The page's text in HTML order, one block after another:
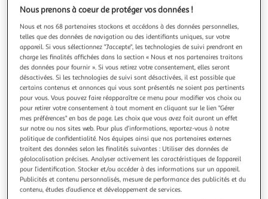
Illustration
précédente
Illustration
suivante
Vu en Catalogue Meilleure venteVoir conditions
5.0 (2)
AUCHAN
Cartable espace réfléchissant 38cm
Vendu par Auchan
Retrait 1h en magasin
Nous prenons à coeur de protéger vos données !
Nous et nos 68 partenaires stockons et accédons à des données personnelles,
telles que des données de navigation ou des identifiants uniques, sur votre
appareil. Si vous sélectionnez "J'accepte", les technologies de suivi prendront en
charge les finalités affichées dans la section « Nous et nos partenaires traitons
des données pour fournir ». Si vous retirez votre consentement, elles seront
désactivées. Si les technologies de suivi sont désactivées, il est possible que
certains contenus et annonces qui vous sont présentés ne soient pas pertinents
pour vous. Vous pouvez faire réapparaître ce menu pour modifier vos choix ou
pour retirer votre consentement à tout moment en cliquant sur le lien "Gérer
mes préférences" en bas de page. Les choix que vous avez fait auront un effet
sur notre ou nos sites web. Pour plus d’informations, reportez-vous à notre
politique de confidentialité. Nos équipes ainsi que nos partenaires externes
traitent des données selon les finalités suivantes : Utiliser des données de
géolocalisation précises. Analyser activement les caractéristiques de l’appareil
pour l’identification. Stocker et/ou accéder à des informations sur un appareil.
Publicités et contenu personnalisés, mesure de performance des publicités et du
contenu, études d’audience et développement de services.